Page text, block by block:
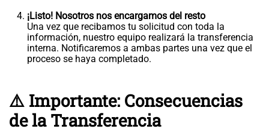
¡Listo! Nosotros nos encargamos del resto
Una vez que recibamos tu solicitud con toda la
información, nuestro equipo realizará la transferencia
interna. Notificaremos a ambas partes una vez que el
proceso se haya completado.
⚠️ Importante: Consecuencias
de la Transferencia